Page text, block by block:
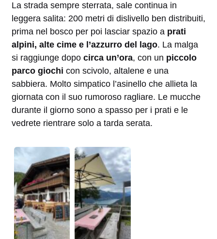
La strada sempre sterrata, sale continua in
leggera salita: 200 metri di dislivello ben distribuiti,
prima nel bosco per poi lasciar spazio a prati
alpini, alte cime e l’azzurro del lago. La malga
si raggiunge dopo circa un’ora, con un piccolo
parco giochi con scivolo, altalene e una
sabbiera. Molto simpatico l’asinello che allieta la
giornata con il suo rumoroso ragliare. Le mucche
durante il giorno sono a spasso per i prati e le
vedrete rientrare solo a tarda serata.